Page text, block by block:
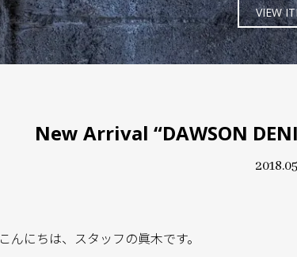
VIEW
New Arrival “DAWSON
こんにちは、スタッフの眞木です。